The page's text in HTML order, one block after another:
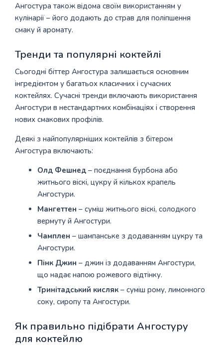
Ангостура також відома своїм використанням у
кулінарії – його додають до страв для поліпшення
смаку й аромату.
Тренди та популярні коктейлі
Сьогодні біттер Ангостура залишається основним
інгредієнтом у багатьох класичних і сучасних
коктейлях. Сучасні тренди включають використання
Ангостури в нестандартних комбінаціях і створення
нових смакових профілів.
Деякі з найпопулярніших коктейлів з бітером
Ангостура включають:
Олд Фешнед – поєднання бурбона або
житнього віскі, цукру й кількох крапель
Ангостури.
Мангеттен – суміш житнього віскі, солодкого
вермуту й Ангостури.
Чамплен – шампанське з додаванням цукру та
Ангостури.
Пінк Джин – джин із додаванням Ангостури,
що надає напою рожевого відтінку.
Тринітадський кисляк – суміш рому, лимонного
соку, сиропу та Ангостури.
Як правильно підібрати Ангостуру
для коктейлю